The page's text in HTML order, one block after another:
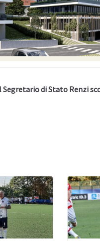
Segretario di Stato Renzi